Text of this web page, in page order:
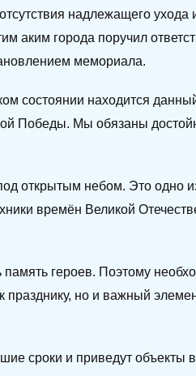
надлежащего
аким города поручил
мемориала.
состоянии находится
Победы. Мы обязаны
открытым небом. Это одно
времён Великой
героев. Поэтому
празднику, но и важный
сроки и приведут объекты